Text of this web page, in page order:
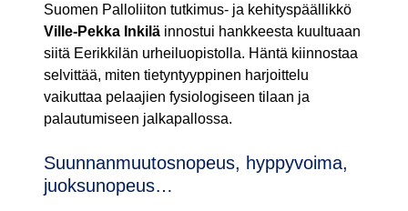
Suomen Palloliiton tutkimus- ja kehityspäällikkö
Ville-Pekka Inkilä innostui hankkeesta kuultuaan
siitä Eerikkilän urheiluopistolla. Häntä kiinnostaa
selvittää, miten tietyntyyppinen harjoittelu
vaikuttaa pelaajien fysiologiseen tilaan ja
palautumiseen jalkapallossa.
Suunnanmuutosnopeus, hyppyvoima,
juoksunopeus…